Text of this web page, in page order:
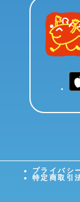
プライバシ
特定商取引